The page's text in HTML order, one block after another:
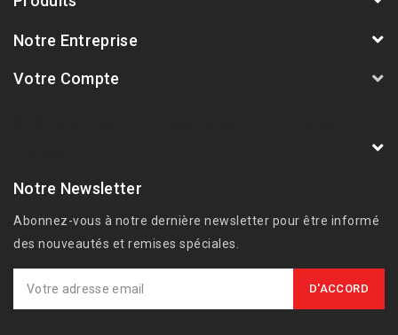
Notre Entreprise
Votre Compte
Notre Newsletter
Abonnez-vous à notre dernière newsletter pour être informé
des nouveautés et remises spéciales.